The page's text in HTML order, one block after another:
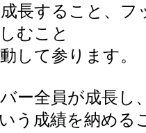
長すること、フ
むこと
して参ります。
ー全員が成長し
う成績を納める